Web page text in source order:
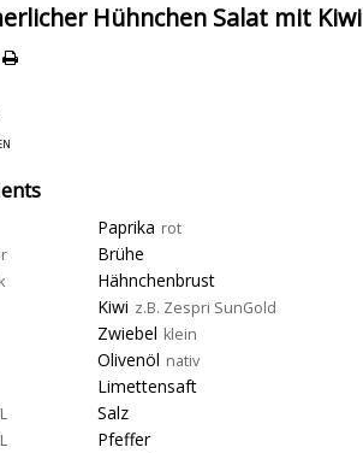
Hühnchen Salat mit Kiwi
Paprika rot
Brühe
Hähnchenbrust
Kiwi z.B. Zespri SunGold
Zwiebel klein
Olivenöl nativ
Limettensaft
Salz
Pfeffer